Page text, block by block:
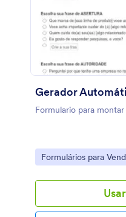
Gerador
Formulario para
Go to Category:
Formulários para